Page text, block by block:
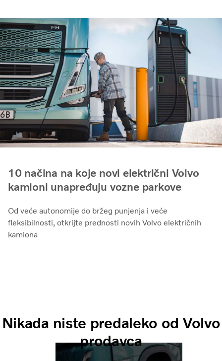
10 načina na koje novi električni Volvo
kamioni unapređuju vozne parkove
Od veće autonomije do bržeg punjenja i veće
fleksibilnosti, otkrijte prednosti novih Volvo električnih
kamiona
Nikada niste predaleko od Volvo
prodavca